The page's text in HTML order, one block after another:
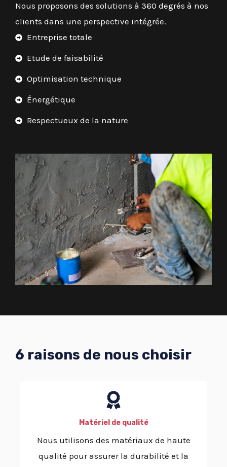
Nous proposons des solutions à 360 degrés à nos
clients dans une perspective intégrée.
Entreprise totale
Etude de faisabilité
Optimisation technique
Énergétique
Respectueux de la nature
6 raisons de nous choisir
Matériel de qualité
Nous utilisons des matériaux de haute
qualité pour assurer la durabilité et la